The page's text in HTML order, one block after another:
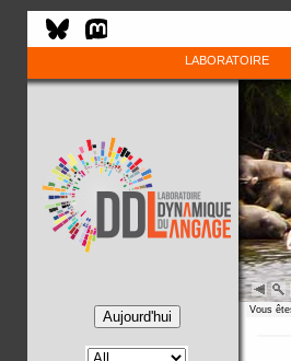
LABORATOIRE
Vous